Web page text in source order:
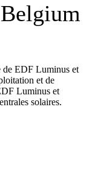
EDF Luminus et
et de
Luminus et
solaires.